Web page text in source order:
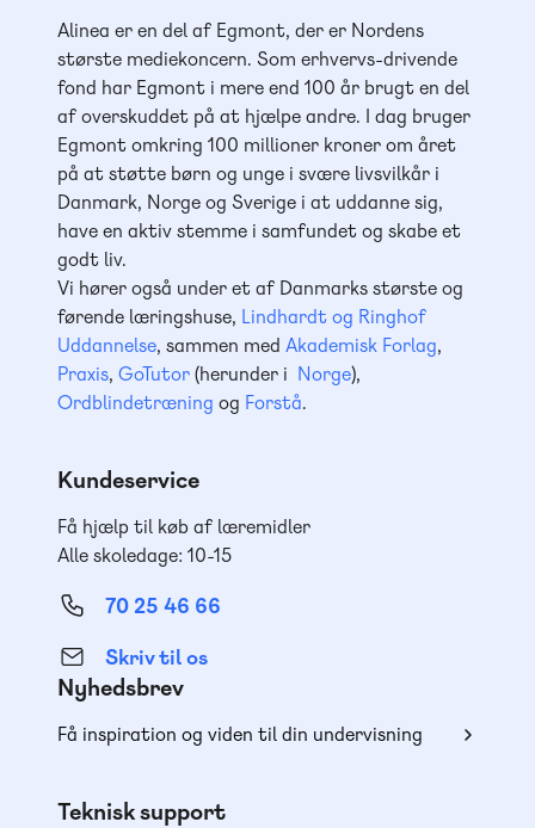
Alinea er en del af Egmont, der er Nordens
største mediekoncern. Som erhvervs-drivende
fond har Egmont i mere end 100 år brugt en del
af overskuddet på at hjælpe andre. I dag bruger
Egmont omkring 100 millioner kroner om året
på at støtte børn og unge i svære livsvilkår i
Danmark, Norge og Sverige i at uddanne sig,
have en aktiv stemme i samfundet og skabe et
godt liv.
Vi hører også under et af Danmarks største og
førende læringshuse, Lindhardt og Ringhof
Uddannelse, sammen med Akademisk Forlag,
Praxis, GoTutor(herunder i Norge),
Ordblindetræning og Forstå.
Kundeservice
Få hjælp til køb af læremidler
Alle skoledage: 10-15
70 25 46 66
Skriv til os
Nyhedsbrev
Få inspiration og viden til din undervisning
Teknisk support